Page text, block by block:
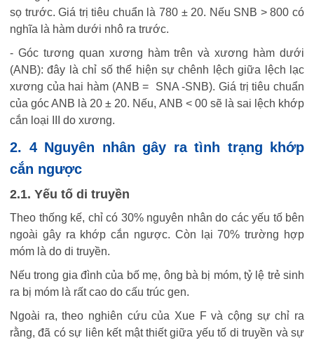
sọ trước. Giá trị tiêu chuẩn là 780 ± 20. Nếu SNB > 800 có
nghĩa là hàm dưới nhô ra trước.
- Góc tương quan xương hàm trên và xương hàm dưới
(ANB): đây là chỉ số thể hiện sự chênh lệch giữa lệch lạc
xương của hai hàm (ANB = SNA -SNB). Giá trị tiêu chuẩn
của góc ANB là 20 ± 20. Nếu, ANB < 00 sẽ là sai lệch khớp
cắn loại III do xương.
2. 4 Nguyên nhân gây ra tình trạng khớp
cắn ngược
2.1. Yếu tố di truyền
Theo thống kế, chỉ có 30% nguyên nhân do các yếu tố bên
ngoài gây ra khớp cắn ngược. Còn lại 70% trường hợp
móm là do di truyền.
Nếu trong gia đình của bố mẹ, ông bà bị móm, tỷ lệ trẻ sinh
ra bị móm là rất cao do cấu trúc gen.
Ngoài ra, theo nghiên cứu của Xue F và cộng sự chỉ ra
rằng, đã có sự liên kết mật thiết giữa yếu tố di truyền và sự